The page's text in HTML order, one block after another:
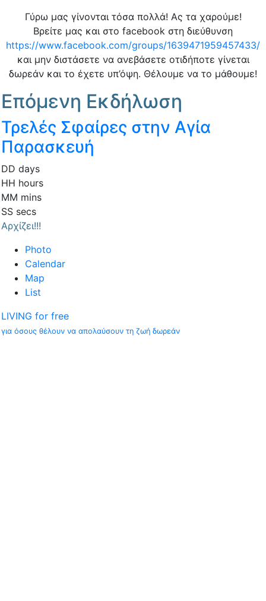
Γύρω μας γίνονται τόσα πολλά! Ας τα χαρούμε!
Βρείτε μας και στο facebook στη διεύθυνση
https://www.facebook.com/groups/1639471959457433/
και μην διστάσετε να ανεβάσετε οτιδήποτε γίνεται
δωρεάν και το έχετε υπ’όψη. Θέλουμε να το μάθουμε!
Επόμενη Εκδήλωση
Τρελές Σφαίρες στην Αγία
Παρασκευή
DD days
HH hours
MM mins
SS secs
Αρχίζει!!!
Photo
Calendar
Map
List
LIVING for free
για όσους θέλουν να απολαύσουν τη ζωή δωρεάν